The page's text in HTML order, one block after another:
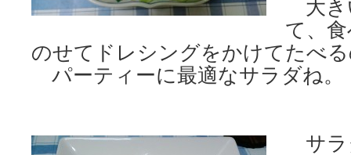
大き
て、
のせてドレシングをかけてたべ
パーティーに最適なサラダね。
サラ